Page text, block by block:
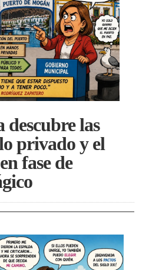
descubre las
privado y el
fase de